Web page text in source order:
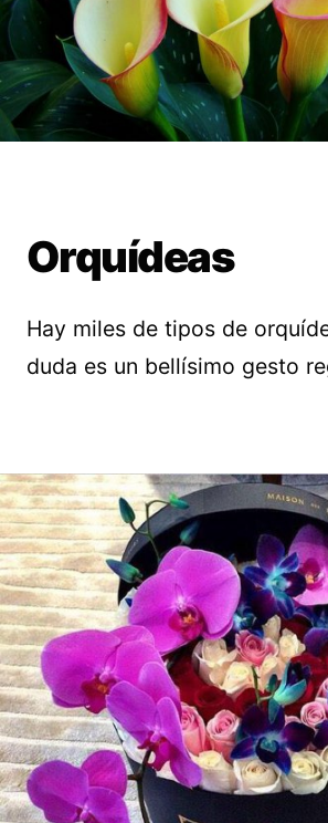
Orquídeas
Hay miles de tipos de
duda es un bellísimo gesto